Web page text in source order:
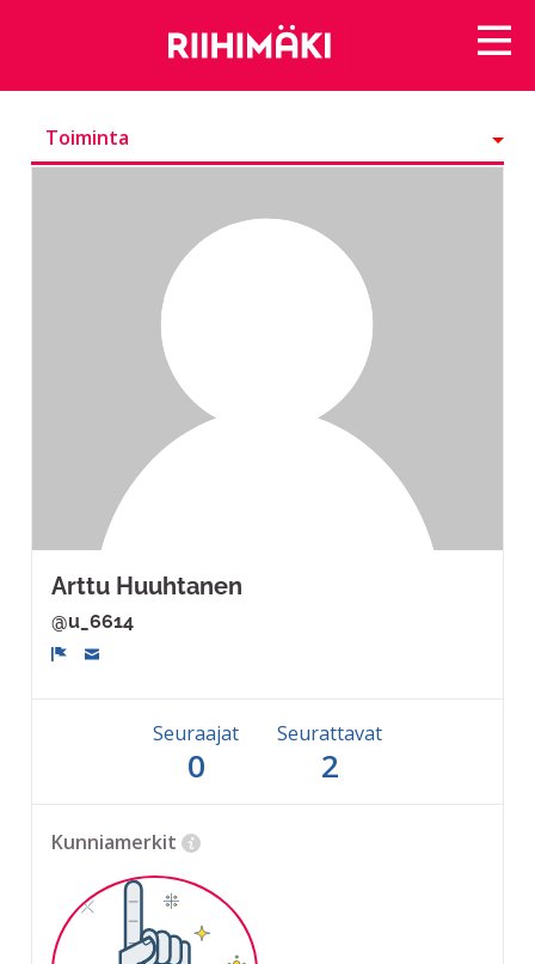
Toiminta
Arttu Huuhtanen
@u_6614
Seuraajat
0
Seurattavat
2
Kunniamerkit